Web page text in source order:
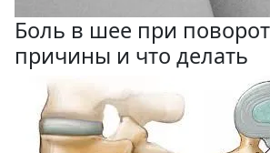
Боль в шее при
причины и что делать